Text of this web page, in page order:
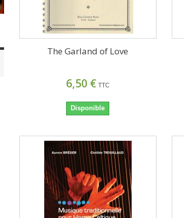
The Garland of Love
6,50 € TTC
Disponible